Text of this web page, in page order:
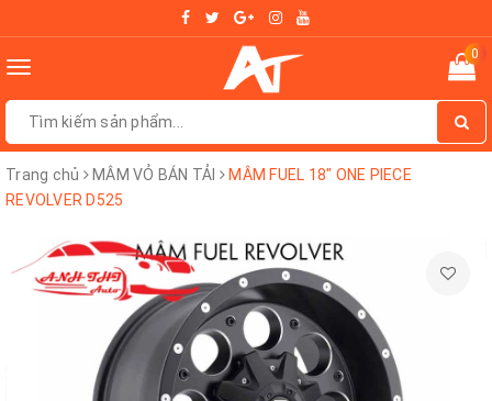
Toggle
0
Trang chủ MÂM VỎ BÁN TẢI
MÂM FUEL 18" ONE PIECE
REVOLVER D525